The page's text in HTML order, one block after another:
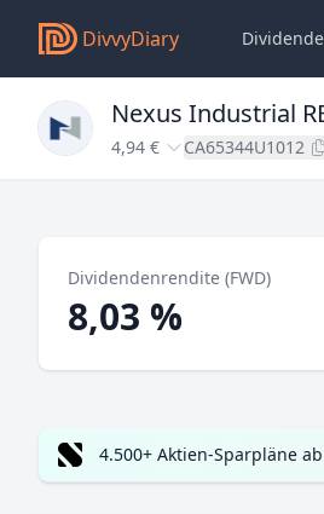
DivvyDiary
Nexus Industrial
4,94 € CA65344U1012
Dividendenrendite (FWD)
8,03 %
4.500+ Aktien-Sparpläne